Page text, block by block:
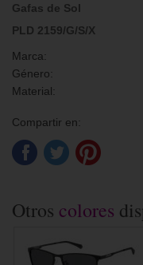
Gafas de Sol
PLD 2159/G/S/X
Marca:
Género:
Material:
Compartir en:
Otros colores